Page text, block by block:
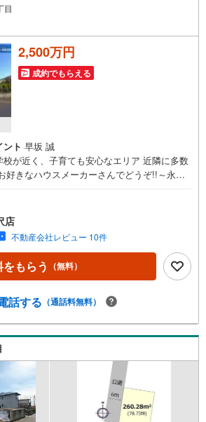
目
2,500万円
成約でもらえる
ント 早坂 誠
校が近く、子育ても安心なエリア 近隣に多数
好きなハウスメーカーさんでどうぞ!!～永大
では当社の強みを大きく2つに分けてご紹
不動産知識＞戸建・マンション・土地...と
動産を取り扱っております。更に教育施設
育て環境や行政などの地域情報を総合し、
良い物件選びをして頂けるよう、しっかりと
て頂きます。2.＜経験豊富なスタッフ＞当社
々なご質問はもちろん、ご購入時に気になる
舗ではキッズスペースも完備！お子様連れの
お越しください。営業時間:10:00～18:00
曜日※店舗により変動あり）現地のご案内も
どうぞお気軽にお問い合わせください！
店
不動産会社レビュー 10件
をもらう （無料）
話する （通話料無料）